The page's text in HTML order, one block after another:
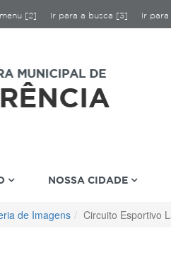
[2] Ir para a busca [3] Ir
NOSSA CIDADE
de Imagens Circuito Esportivo